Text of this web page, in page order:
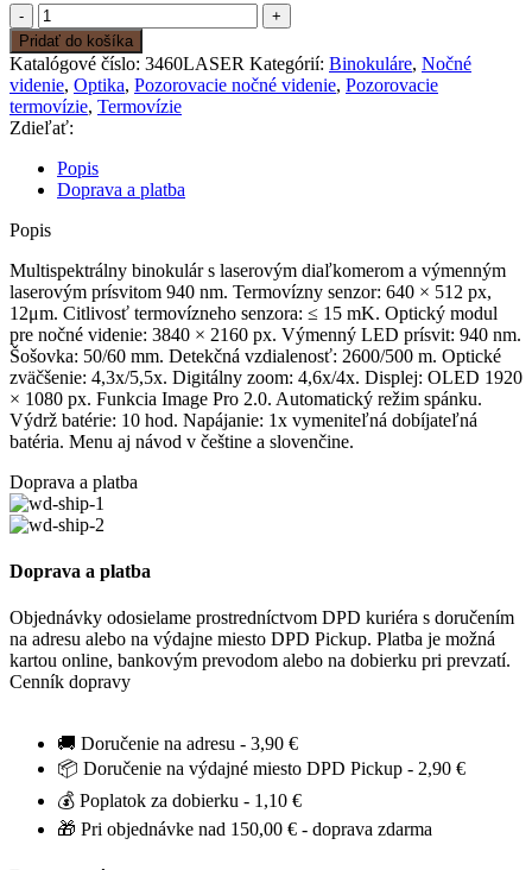
množstvo
HIKMICRO
HABROK
PRO
HQ50LN
LASER
Pridať do košíka
Katalógové číslo: 3460LASER Kategórií: Binokuláre, Nočné
videnie, Optika, Pozorovacie nočné videnie, Pozorovacie
termovízie, Termovízie
Zdieľať:
Popis
Doprava a platba
Popis
Multispektrálny binokulár s laserovým diaľkomerom a výmenným
laserovým prísvitom 940 nm. Termovízny senzor: 640 × 512 px,
12μm. Citlivosť termovízneho senzora: ≤ 15 mK. Optický modul
pre nočné videnie: 3840 × 2160 px. Výmenný LED prísvit: 940 nm.
Šošovka: 50/60 mm. Detekčná vzdialenosť: 2600/500 m. Optické
zväčšenie: 4,3x/5,5x. Digitálny zoom: 4,6x/4x. Displej: OLED 1920
× 1080 px. Funkcia Image Pro 2.0. Automatický režim spánku.
Výdrž batérie: 10 hod. Napájanie: 1x vymeniteľná dobíjateľná
batéria. Menu aj návod v češtine a slovenčine.
Doprava a platba
Doprava a platba
Objednávky odosielame prostredníctvom DPD kuriéra s doručením
na adresu alebo na výdajne miesto DPD Pickup. Platba je možná
kartou online, bankovým prevodom alebo na dobierku pri prevzatí.
Cenník dopravy
🚚 Doručenie na adresu - 3,90 €
📦 Doručenie na výdajné miesto DPD Pickup - 2,90 €
💰 Poplatok za dobierku - 1,10 €
🎁 Pri objednávke nad 150,00 € - doprava zdarma